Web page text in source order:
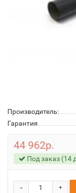
Производитель:
Гарантия
44 962р.
Под заказ (14
+
-